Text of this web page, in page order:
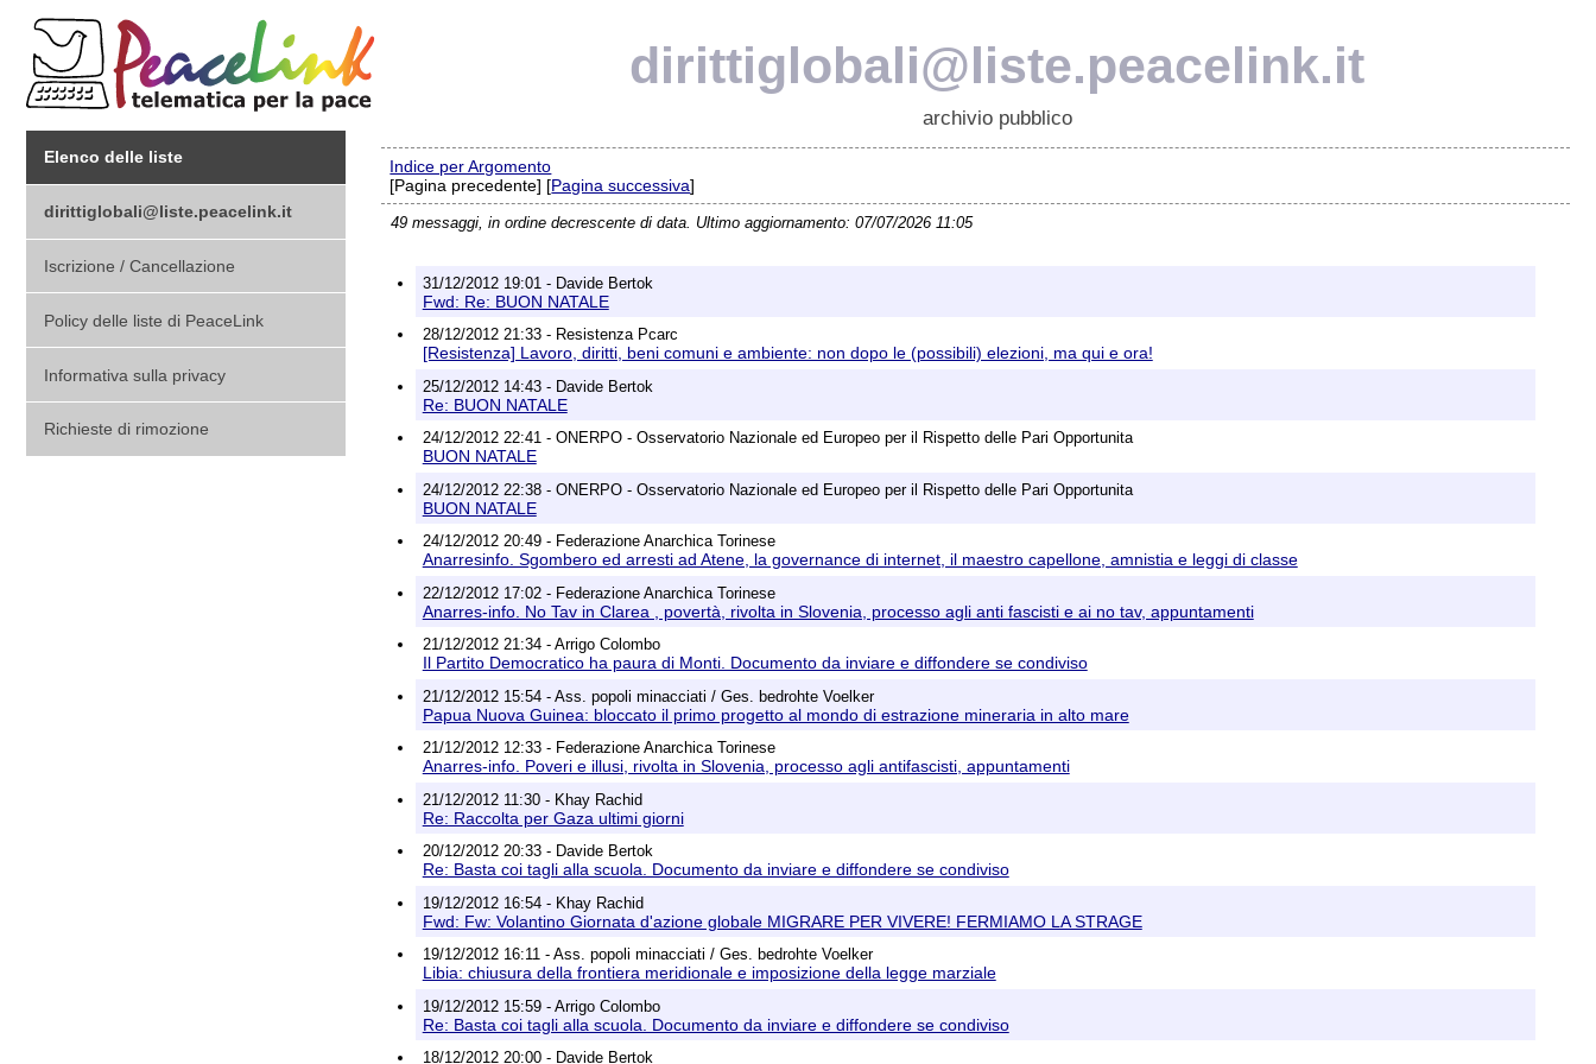
dirittiglobali@liste.peacelink.it
archivio pubblico
Elenco delle liste
dirittiglobali@liste.peacelink.it
Iscrizione / Cancellazione
Policy delle liste di PeaceLink
Informativa sulla privacy
Richieste di rimozione
Indice per Argomento
[Pagina precedente] [Pagina successiva]
49 messaggi, in ordine decrescente di data. Ultimo aggiornamento: 07/07/2026 11:05
31/12/2012 19:01 - Davide Bertok
Fwd: Re: BUON NATALE
28/12/2012 21:33 - Resistenza Pcarc
[Resistenza] Lavoro, diritti, beni comuni e ambiente: non dopo le (possibili) elezioni, ma qui e ora!
25/12/2012 14:43 - Davide Bertok
Re: BUON NATALE
24/12/2012 22:41 - ONERPO - Osservatorio Nazionale ed Europeo per il Rispetto delle Pari Opportunita
BUON NATALE
24/12/2012 22:38 - ONERPO - Osservatorio Nazionale ed Europeo per il Rispetto delle Pari Opportunita
BUON NATALE
24/12/2012 20:49 - Federazione Anarchica Torinese
Anarresinfo. Sgombero ed arresti ad Atene, la governance di internet, il maestro capellone, amnistia e leggi di classe
22/12/2012 17:02 - Federazione Anarchica Torinese
Anarres-info. No Tav in Clarea , povertà, rivolta in Slovenia, processo agli anti fascisti e ai no tav, appuntamenti
21/12/2012 21:34 - Arrigo Colombo
Il Partito Democratico ha paura di Monti. Documento da inviare e diffondere se condiviso
21/12/2012 15:54 - Ass. popoli minacciati / Ges. bedrohte Voelker
Papua Nuova Guinea: bloccato il primo progetto al mondo di estrazione mineraria in alto mare
21/12/2012 12:33 - Federazione Anarchica Torinese
Anarres-info. Poveri e illusi, rivolta in Slovenia, processo agli antifascisti, appuntamenti
21/12/2012 11:30 - Khay Rachid
Re: Raccolta per Gaza ultimi giorni
20/12/2012 20:33 - Davide Bertok
Re: Basta coi tagli alla scuola. Documento da inviare e diffondere se condiviso
19/12/2012 16:54 - Khay Rachid
Fwd: Fw: Volantino Giornata d'azione globale MIGRARE PER VIVERE! FERMIAMO LA STRAGE
19/12/2012 16:11 - Ass. popoli minacciati / Ges. bedrohte Voelker
Libia: chiusura della frontiera meridionale e imposizione della legge marziale
19/12/2012 15:59 - Arrigo Colombo
Re: Basta coi tagli alla scuola. Documento da inviare e diffondere se condiviso
18/12/2012 20:00 - Davide Bertok